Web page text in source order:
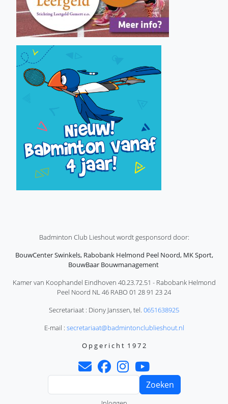
Badminton Club Lieshout wordt gesponsord door:
BouwCenter Swinkels, Rabobank Helmond Peel Noord, MK Sport,
BouwBaar Bouwmanagement
Kamer van Koophandel Eindhoven 40.23.72.51 - Rabobank Helmond
Peel Noord NL 46 RABO 01 28 91 23 24
Secretariaat : Diony Janssen, tel. 0651638925
E-mail : secretariaat@badmintonclublieshout.nl
O p g e r i c h t 1 9 7 2
Zoeken